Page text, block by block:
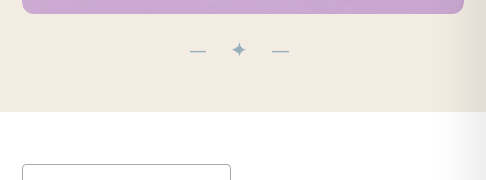
— ✦ —